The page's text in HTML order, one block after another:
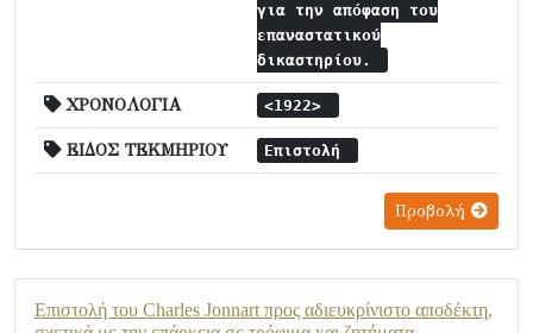
για την απόφαση του
επαναστατικού
δικαστηρίου.
ΧΡΟΝΟΛΟΓΙΑ <1922>
ΕΙΔΟΣ ΤΕΚΜΗΡΙΟΥ Επιστολή
Προβολή
Επιστολή του Charles Jonnart προς αδιευκρίνιστο αποδέκτη,